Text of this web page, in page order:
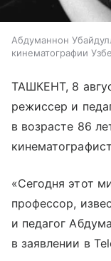
Абдуманнон
кинематографии
ТАШКЕНТ, 8
режиссер и
в возрасте 86
«Сегодня этот
профессор,
и педагог
в заявлении в